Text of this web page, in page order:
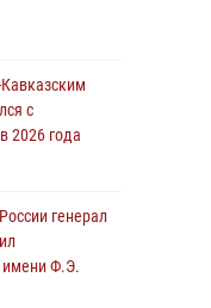
поддержке
связанная с
Росгвардии
с
2026 года
генерал
имени Ф.Э.